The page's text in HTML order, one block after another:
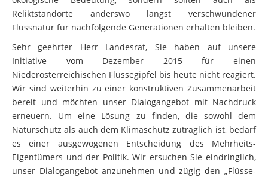
Reliktstandorte anderswo längst verschwundener
Flussnatur für nachfolgende Generationen erhalten bleiben.
Sehr geehrter Herr Landesrat, Sie haben auf unsere
Initiative vom Dezember 2015 für einen
Niederösterreichischen Flüssegipfel bis heute nicht reagiert.
Wir sind weiterhin zu einer konstruktiven Zusammenarbeit
bereit und möchten unser Dialogangebot mit Nachdruck
erneuern. Um eine Lösung zu finden, die sowohl dem
Naturschutz als auch dem Klimaschutz zuträglich ist, bedarf
es einer ausgewogenen Entscheidung des Mehrheits-
Eigentümers und der Politik. Wir ersuchen Sie eindringlich,
unser Dialogangebot anzunehmen und zügig den „Flüsse-